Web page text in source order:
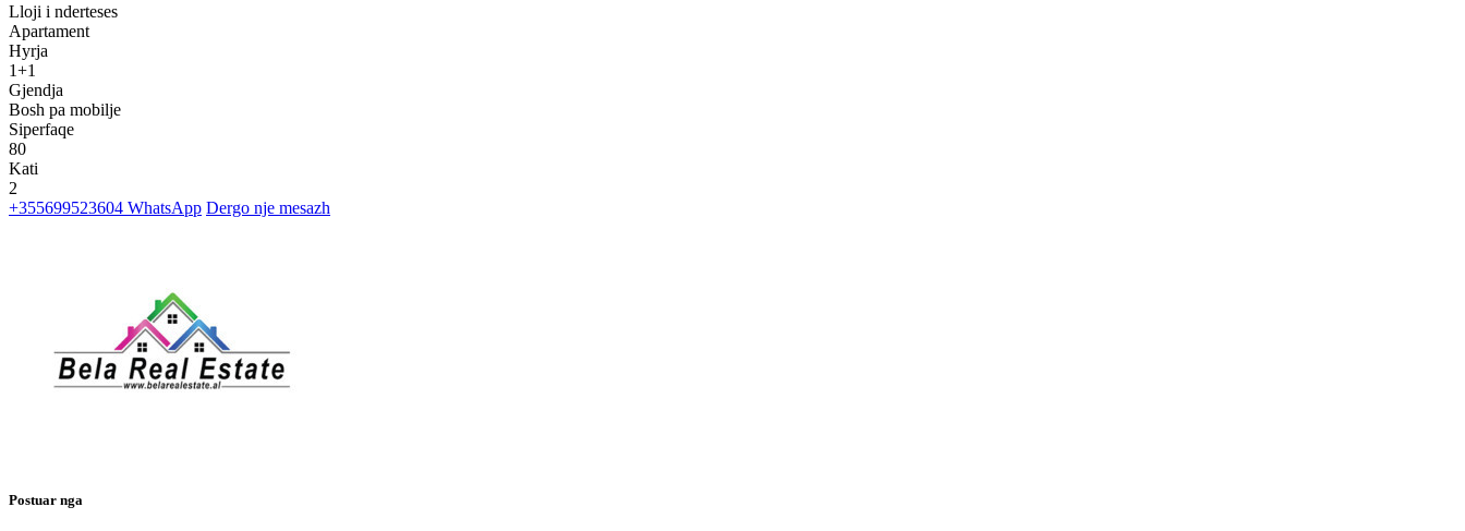
Lloji i nderteses
Apartament
Hyrja
1+1
Gjendja
Bosh pa mobilje
Siperfaqe
80
Kati
2
+355699523604 WhatsApp Dergo nje mesazh
Postuar nga